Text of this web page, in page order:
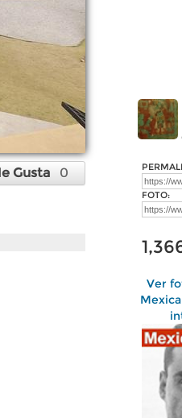
Gusta 0
FOTO:
Ver